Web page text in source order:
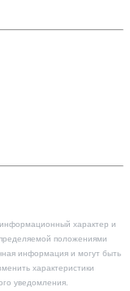
характер и
положениями
информация и могут быть
характеристики
уведомления.